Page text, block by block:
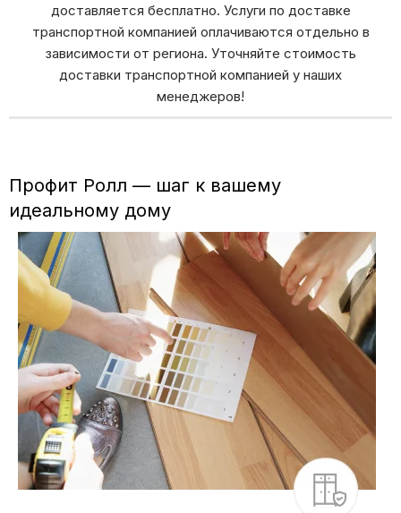
доставляется бесплатно. Услуги по доставке
транспортной компанией оплачиваются отдельно в
зависимости от региона. Уточняйте стоимость
доставки транспортной компанией у наших
менеджеров!
Профит Ролл — шаг к вашему
идеальному дому